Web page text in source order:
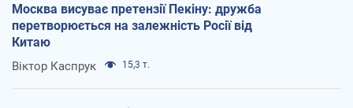
Москва висуває претензії Пекіну: дружба
перетворюється на залежність Росії від
Китаю
Віктор Каспрук 15,3 т.